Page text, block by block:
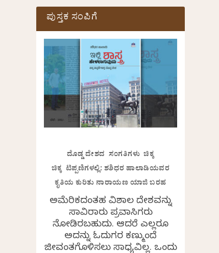
ಪುಸ್ತಕ ಸಂಪಿಗೆ
ದೊಡ್ಡ ದೇಶದ ಸಂಗತಿಗಳು ಚಿಕ್ಕ
ಚಿಕ್ಕ ಟಿಪ್ಪಣಿಗಳಲ್ಲಿ: ಶಶಿಧರ ಹಾಲಾಡಿಯವರ
ಕೃತಿಯ ಕುರಿತು ನಾರಾಯಣ ಯಾಜಿ ಬರಹ
ಅಮೆರಿಕದಂತಹ ವಿಶಾಲ ದೇಶವನ್ನು
ಸಾವಿರಾರು ಪ್ರವಾಸಿಗರು
ನೋಡಿರಬಹುದು. ಆದರೆ ಎಲ್ಲರೂ
ಅದನ್ನು ಓದುಗರ ಕಣ್ಮುಂದೆ
ಜೀವಂತಗೊಳಿಸಲು ಸಾಧ್ಯವಿಲ್ಲ. ಒಂದು